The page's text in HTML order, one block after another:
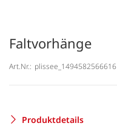
Faltvorhänge
Art.Nr.: plissee_1494582566616
Produktdetails